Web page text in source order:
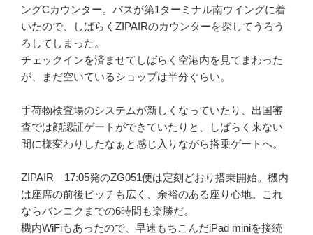
ングCカウンター。バスが第1ターミナル南ウイングに着
いたので、しばらくZIPAIRのカウンターを探してうろう
ろしてしまった。
チェックインを済ませてしばらく空港内を見てまわった
が、まだ空いているショップは半分ぐらい。
手荷物検査場のシステムが新しくなっていたり、出国審
査では顔認証ゲートができていたりと、しばらく来ない
間に様変わりしたなぁと感じ入りながら搭乗ゲートへ。
ZIPAIR 17:05発のZG051便は定刻どおり搭乗開始。機内
は座席の前後ピッチも広く、余裕のある座り心地。これ
ならバンコクまでの6時間も楽勝だ。
機内WiFiもあったので、早速もちこんだiPad miniを接続